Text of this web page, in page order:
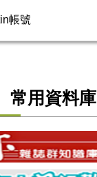
帳號
常用資料庫